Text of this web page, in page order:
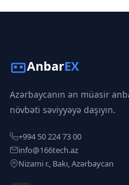
AnbarEX
Azərbaycanın ən müasir
növbəti səviyyəyə daşıyın.
+994 50 224 73 00
info@166tech.az
Nizami r., Bakı, Azərbaycan